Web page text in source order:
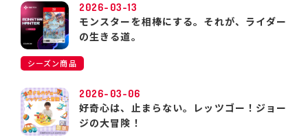
2026-03-13
モンスターを相棒にする。それが、ライダー
の生きる道。
シーズン商品
2026-03-06
好奇心は、止まらない。レッツゴー！ジョー
ジの大冒険！